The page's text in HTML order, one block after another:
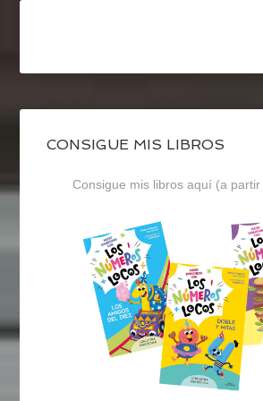
CONSIGUE MIS LIBROS
Consigue mis libros aquí (a